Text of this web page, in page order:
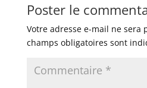
Poster le
Votre adresse e-mail ne sera
champs obligatoires sont